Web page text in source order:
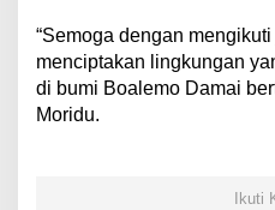
“Semoga dengan
menciptakan lingkungan
di bumi Boalemo Damai
Moridu.
Ikuti